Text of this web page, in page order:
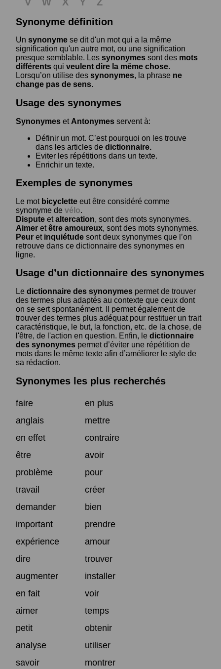
Synonyme définition
Un synonyme se dit d'un mot qui a la même
signification qu'un autre mot, ou une signification
presque semblable. Les synonymes sont des mots
différents qui veulent dire la même chose.
Lorsqu’on utilise des synonymes, la phrase ne
change pas de sens.
Usage des synonymes
Synonymes et Antonymes servent à:
Définir un mot. C’est pourquoi on les trouve
dans les articles de dictionnaire.
Eviter les répétitions dans un texte.
Enrichir un texte.
Exemples de synonymes
Le mot bicyclette eut être considéré comme
synonyme de vélo.
Dispute etaltercation, sont des mots synonymes.
Aimer etêtre amoureux, sont des mots synonymes.
Peur et inquiétude sont deux synonymes que l’on
retrouve dans ce dictionnaire des synonymes en
ligne.
Usage d’un dictionnaire des synonymes
Le dictionnaire des synonymes permet de trouver
des termes plus adaptés au contexte que ceux dont
on se sert spontanément. Il permet également de
trouver des termes plus adéquat pour restituer un trait
caractéristique, le but, la fonction, etc. de la chose, de
l'être, de l'action en question. Enfin, le dictionnaire
des synonymes permet d’éviter une répétition de
mots dans le même texte afin d’améliorer le style de
sa rédaction.
Synonymes les plus recherchés
faire
en plus
anglais
mettre
en effet
contraire
être
avoir
problème
pour
travail
créer
demander
bien
important
prendre
expérience
amour
dire
trouver
augmenter
installer
en fait
voir
aimer
temps
petit
obtenir
analyse
utiliser
savoir
montrer